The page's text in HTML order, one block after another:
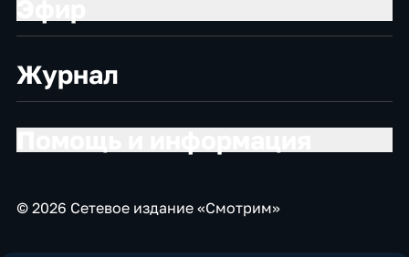
Журнал
© 2026 Сетевое издание «Смотрим»